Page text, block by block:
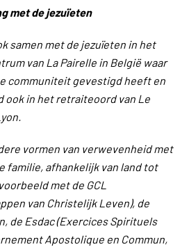
met de jezuïeten
samen met de jezuïeten in het
van La Pairelle in België waar
communiteit gevestigd heeft en
ook in het retraiteoord van Le
vormen van verwevenheid met
familie, afhankelijk van land tot
met de GCL
van Christelijk Leven), de
de Esdac (Exercices Spirituels
Apostolique en Commun,